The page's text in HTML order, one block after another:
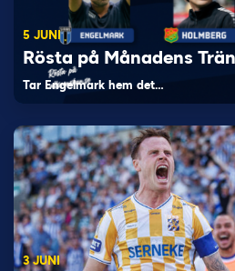
5 JUNI
Rösta på Månadens
Tar Engelmark hem det…
3 JUNI